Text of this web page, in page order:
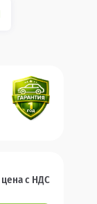
цена с НДС